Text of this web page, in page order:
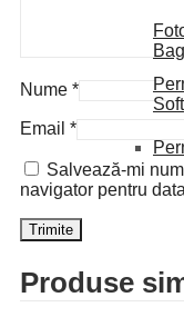
Bag
Soft
Nume *
Email *
Salvează-mi
navigator pentru
Produse